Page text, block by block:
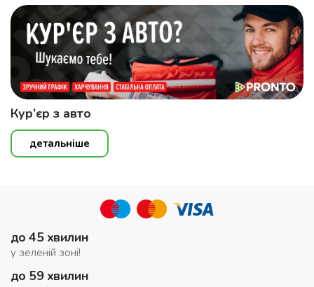
Кур’єр з авто
детальніше
до 45 хвилин
у зеленій зоні!
до 59 хвилин